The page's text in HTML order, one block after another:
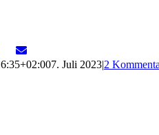
Share
on
TelegramShare
on
7. Juli 2023|2